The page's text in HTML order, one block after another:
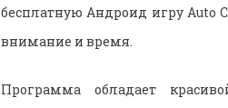
бесплатную Андроид игру Auto
внимание и время.
Программа обладает